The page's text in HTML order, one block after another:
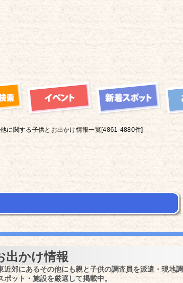
他に関する子供とお出かけ情報一覧[4861-4880件]
出かけ情報
郊にあるその他にも親と子供の調査員を派遣・現地調
ット・施設を厳選して掲載中。